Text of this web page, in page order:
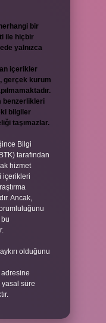
bir
ile hiçbir
yalnızca
içerikler
gerçek kurum
benzerlikleri
bilgiler
taşımazlar.
Bilgi
tarafından
hizmet
içerikleri
Ancak,
olduğunu
adresine
süre